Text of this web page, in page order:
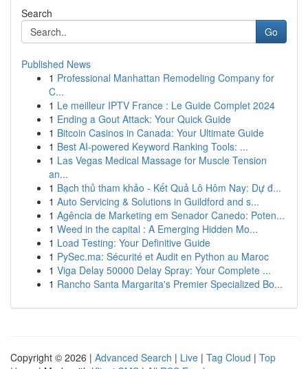
Search
Go
Published News
1 Professional Manhattan Remodeling Company for
C...
1 Le meilleur IPTV France : Le Guide Complet 2024
1 Ending a Gout Attack: Your Quick Guide
1 Bitcoin Casinos in Canada: Your Ultimate Guide
1 Best AI-powered Keyword Ranking Tools: ...
1 Las Vegas Medical Massage for Muscle Tension
an...
1 Bạch thủ tham khảo - Kết Quả Lô Hôm Nay: Dự đ...
1 Auto Servicing & Solutions in Guildford and s...
1 Agência de Marketing em Senador Canedo: Poten...
1 Weed in the capital : A Emerging Hidden Mo...
1 Load Testing: Your Definitive Guide
1 PySec.ma: Sécurité et Audit en Python au Maroc
1 Viga Delay 50000 Delay Spray: Your Complete ...
1 Rancho Santa Margarita's Premier Specialized Bo...
Copyright © 2026 | Advanced Search | Live | Tag Cloud | Top